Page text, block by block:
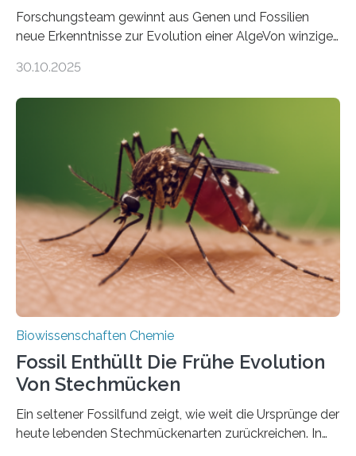
Forschungsteam gewinnt aus Genen und Fossilien
neue Erkenntnisse zur Evolution einer AlgeVon winzigen
Landpflanzen zählen zu den komplexesten
Grünalgen, die vor Hunderten von Millionen Jahren
lebten. Unter den Vorfahren sticht eine Gruppe heraus,
die noch heute in der Natur vorkommt: die
Süßwasseralge Coleochaetophyceae. Einige Arten
dieser Gruppe bilden aus Zellfäden dichte Geflechte
mit scheibenförmiger Gestalt. Was auffällig ist: Die
nächsten…
30.10.2025
Biowissenschaften Chemie
Fossil Enthüllt Die Frühe Evolution
Von Stechmücken
Ein seltener Fossilfund zeigt, wie weit die Ursprünge der
heute lebenden Stechmückenarten zurückreichen. In